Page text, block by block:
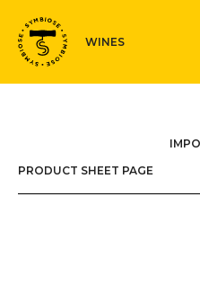
WINES
Navigation
PRODUCT SHEET PAGE